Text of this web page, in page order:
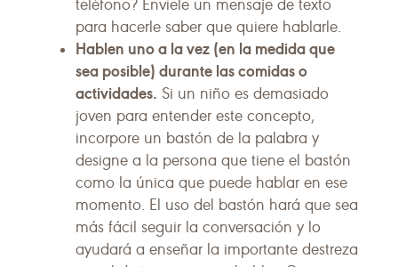
teléfono? Envíele un mensaje de texto
para hacerle saber que quiere hablarle.
Hablen uno a la vez (en la medida que
sea posible) durante las comidas o
actividades. Si un niño es demasiado
joven para entender este concepto,
incorpore un bastón de la palabra y
designe a la persona que tiene el bastón
como la única que puede hablar en ese
momento. El uso del bastón hará que sea
más fácil seguir la conversación y lo
ayudará a enseñar la importante destreza